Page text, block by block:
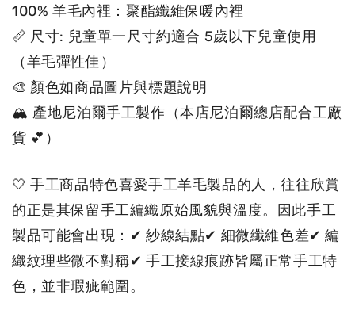
100% 羊毛內裡：聚酯纖維保暖內裡
📏 尺寸: 兒童單一尺寸約適合 5歲以下兒童使用
（羊毛彈性佳）
🎨 顏色如商品圖片與標題說明
🏔 產地尼泊爾手工製作（本店尼泊爾總店配合工廠
貨 💕）
🤍 手工商品特色喜愛手工羊毛製品的人，往往欣賞
的正是其保留手工編織原始風貌與溫度。因此手工
製品可能會出現：✔ 紗線結點✔ 細微纖維色差✔ 編
織紋理些微不對稱✔ 手工接線痕跡皆屬正常手工特
色，並非瑕疵範圍。